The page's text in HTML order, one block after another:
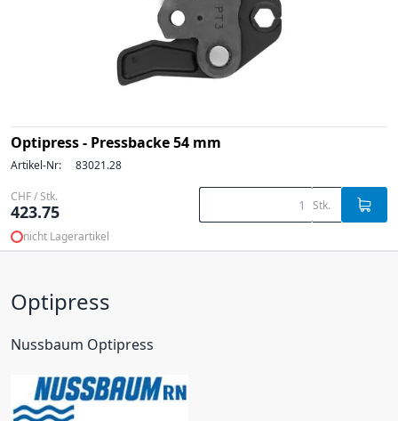
Optipress - Pressbacke 54 mm
Artikel-Nr: 83021.28
CHF / Stk.
423.75 Stk.
nicht Lagerartikel
Optipress
Nussbaum Optipress